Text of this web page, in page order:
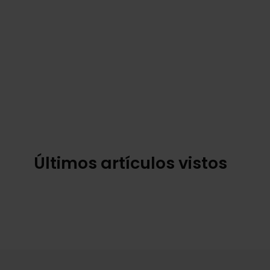
Últimos artículos vistos